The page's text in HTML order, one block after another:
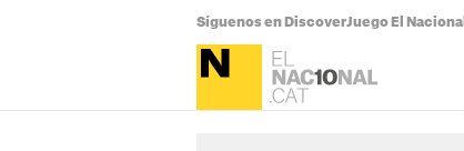
Síguenos en DiscoverJuego El Nacional